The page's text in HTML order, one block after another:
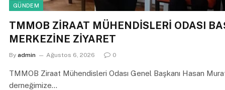
GÜNDEM
TMMOB ZİRAAT MÜHENDİSLERİ ODASI
MERKEZİNE ZİYARET
By admin Ağustos 6, 2026 0
TMMOB Ziraat Mühendisleri Odası Genel Başkanı Hasan
derneğimize…